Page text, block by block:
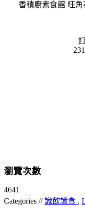
香積廚素食館 旺角
瀏覽次數
4641
Categories //識飲識食 ,